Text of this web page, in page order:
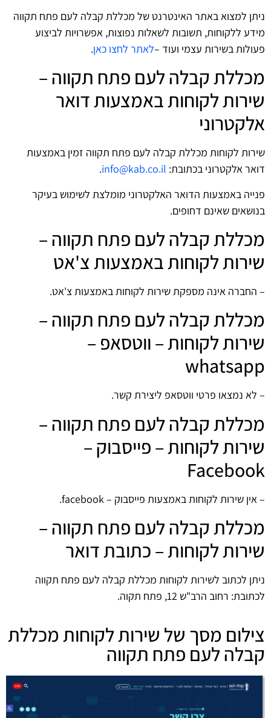
ניתן למצוא באתר האינטרנט של מכללת קבלה לעם פתח תקווה
מידע ללקוחות, תשובות לשאלות נפוצות, אפשרויות לביצוע
פעולות בשירות עצמי ועוד –לאתר לחצו כאן.
מכללת קבלה לעם פתח תקווה –
שירות לקוחות באמצעות דואר
אלקטרוני
שירות לקוחות מכללת קבלה לעם פתח תקווה זמין באמצעות
דואר אלקטרוני בכתובת: info@kab.co.il
.
פנייה באמצעות הדואר האלקטרוני מומלצת לשימוש בעיקר
בנושאים שאינם דחופים.
מכללת קבלה לעם פתח תקווה –
שירות לקוחות באמצעות צ'אט
– החברה אינה מספקת שירות לקוחות באמצעות צ'אט.
מכללת קבלה לעם פתח תקווה –
שירות לקוחות – ווטסאפ –
whatsapp
– לא נמצאו פרטי ווטסאפ ליצירת קשר.
מכללת קבלה לעם פתח תקווה –
שירות לקוחות – פייסבוק –
Facebook
– אין שירות לקוחות באמצעות פייסבוק – facebook.
מכללת קבלה לעם פתח תקווה –
שירות לקוחות – כתובת דואר
ניתן לכתוב לשירות לקוחות מכללת קבלה לעם פתח תקווה
לכתובת: רחוב הרב"ש 12, פתח תקוה.
צילום מסך של שירות לקוחות מכללת
קבלה לעם פתח תקווה